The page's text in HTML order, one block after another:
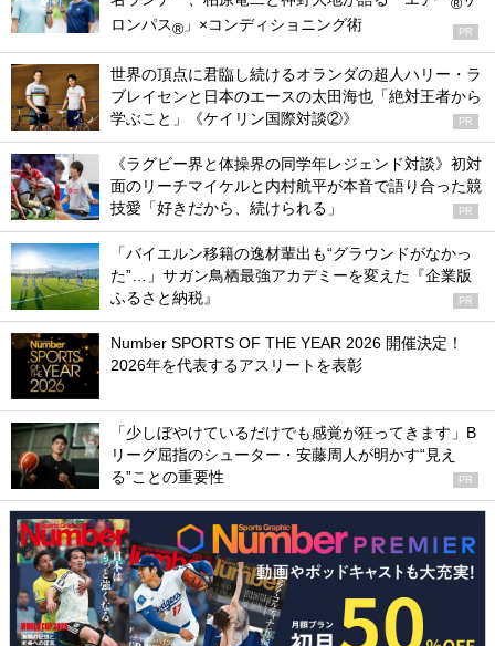
ロンパス® 」×コンディショニング術 PR
世界の頂点に君臨し続けるオランダの超人ハリー・ラ
ブレイセンと日本のエースの太田海也「絶対王者から
学ぶこと」《ケイリン国際対談②》
PR
《ラグビー界と体操界の同学年レジェンド対談》初対
面のリーチマイケルと内村航平が本音で語り合った競
技愛「好きだから、続けられる」
PR
「バイエルン移籍の逸材輩出も“グラウンドがなかっ
た”…」サガン鳥栖最強アカデミーを変えた『企業版
ふるさと納税』
PR
Number SPORTS OF THE YEAR 2026 開催決定！
2026年を代表するアスリートを表彰
「少しぼやけているだけでも感覚が狂ってきます」B
リーグ屈指のシューター・安藤周人が明かす“見え
る”ことの重要性
PR